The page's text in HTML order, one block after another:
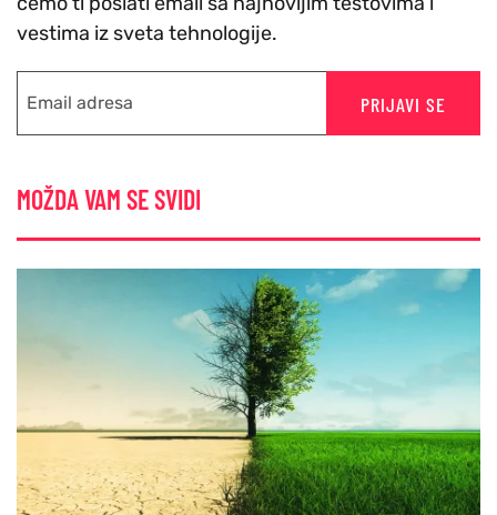
vestima iz sveta tehnologije.
PRIJAVI SE
MOŽDA VAM SE SVIDI